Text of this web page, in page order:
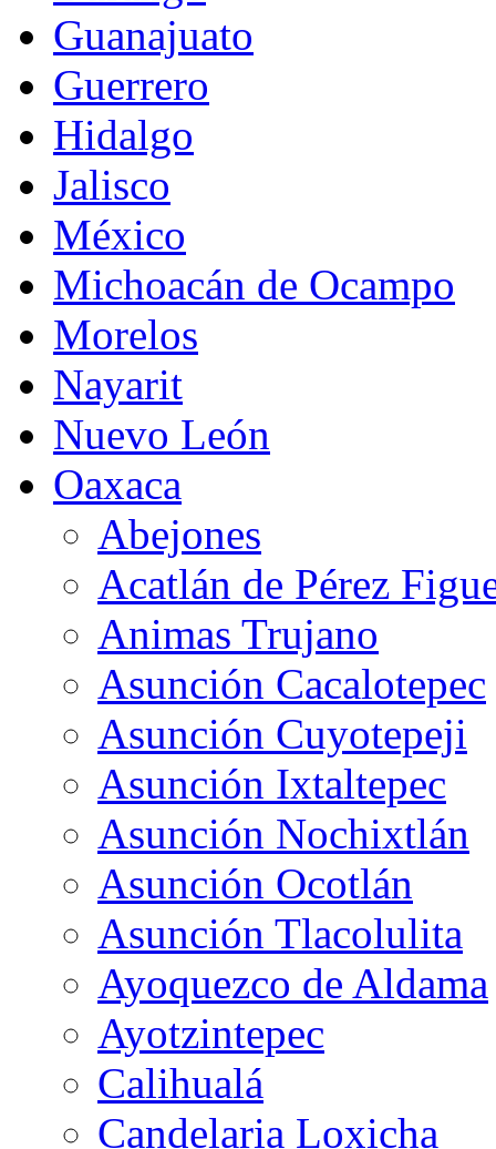
Guanajuato
Guerrero
Hidalgo
Jalisco
México
Michoacán de Ocampo
Morelos
Nayarit
Nuevo León
Oaxaca
Abejones
Acatlán de Pérez
Animas Trujano
Asunción Cacalotepec
Asunción Cuyotepeji
Asunción Ixtaltepec
Asunción Nochixtlán
Asunción Ocotlán
Asunción Tlacolulita
Ayoquezco de Aldama
Ayotzintepec
Calihualá
Candelaria Loxicha